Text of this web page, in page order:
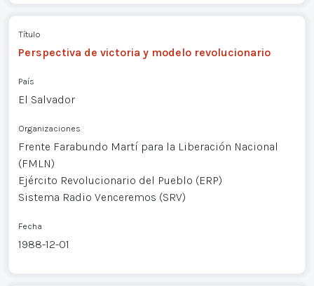
Título
Perspectiva de victoria y modelo revolucionario
País
El Salvador
Organizaciones
Frente Farabundo Martí para la Liberación Nacional
(FMLN)
Ejército Revolucionario del Pueblo (ERP)
Sistema Radio Venceremos (SRV)
Fecha
1988-12-01